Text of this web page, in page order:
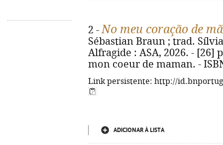
2 -No meu coração de
Sébastian Braun ; trad.
Alfragide : ASA, 2026. - [26]
mon coeur de maman. -
Link persistente: http://
ADICIONAR À LISTA